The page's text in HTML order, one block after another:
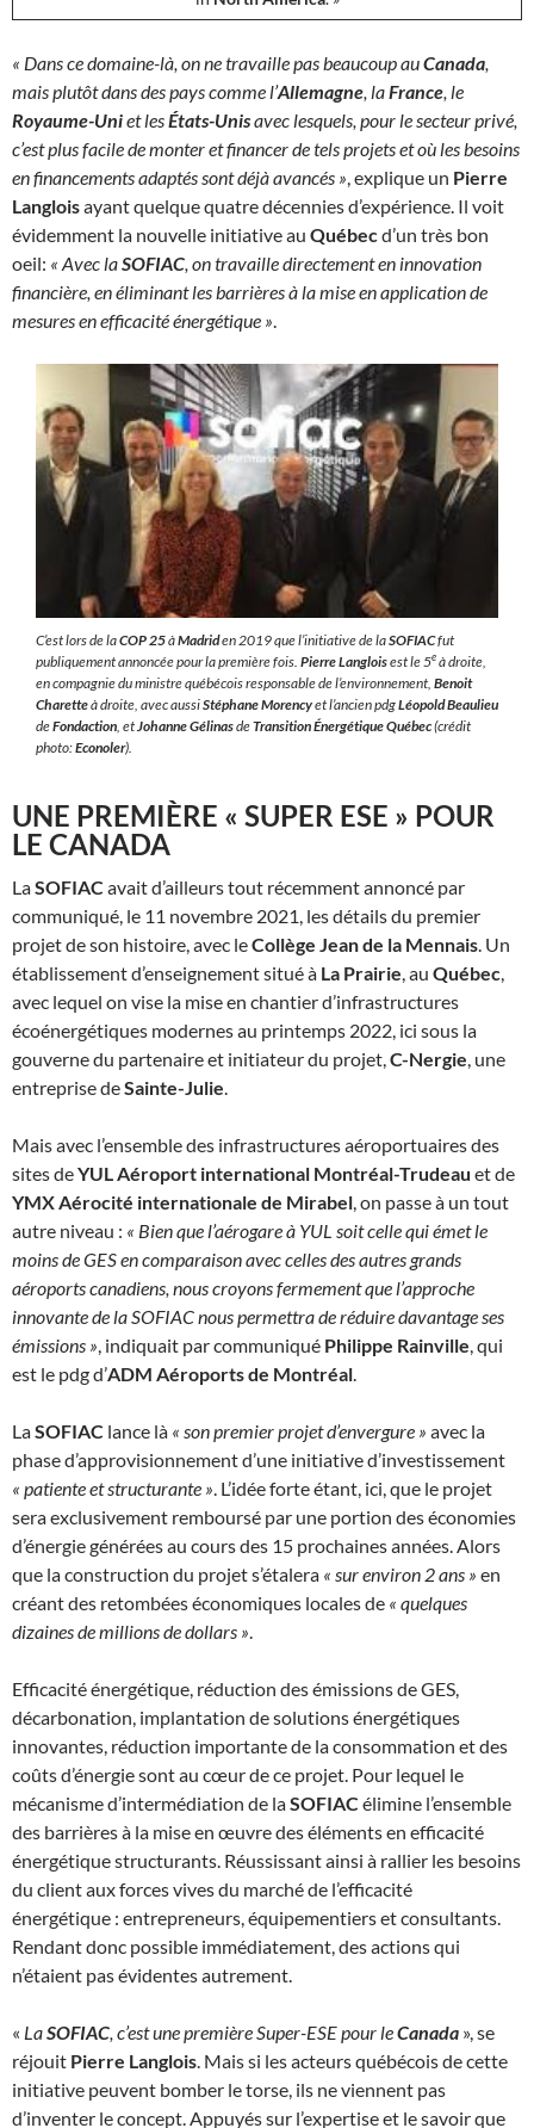
« Dans ce domaine-là, on ne travaille pas beaucoup auCanada
mais plutôt dans des pays comme l’Allemagne , laFrance , le
Royaume-Uniet lesÉtats-Unisavec lesquels, pour le secteur privé,
c’est plus facile de monter et financer de tels projets et où les besoins
en financements adaptés sont déjà avancés » , explique un Pierre
Langloisayant quelque quatre décennies d’expérience. Il voit
évidemment la nouvelle initiative au Québec d’un très bon
oeil: « Avec laSOFIAC , on travaille directement en innovation
financière, en éliminant les barrières à la mise en application de
mesures en efficacité énergétique »
C’est lors de laCOP 25àMadriden 2019 que l’initiative de laSOFIACfut
publiquement annoncée pour la première fois. Pierre Langloisest le 5eà droite,
en compagnie du ministre québécois responsable de l’environnement, Benoit
Charetteà droite, avec aussiStéphane Morencyet l’ancien pdgLéopold Beaulieu
deFondaction , et Johanne GélinasdeTransition Énergétique Québec(crédit
photo:Econoler).
UNE PREMIÈRE « SUPER ESE » POUR
LE CANADA
LaSOFIAC avait d’ailleurs tout récemment annoncé par
communiqué, le 11 novembre 2021, les détails du premier
projet de son histoire, avec leCollège Jean de la Mennais . Un
établissement d’enseignement situé à La Prairie , au Québec
avec lequel on vise la mise en chantier d’infrastructures
écoénergétiques modernes au printemps 2022, ici sous la
gouverne du partenaire et initiateur du projet, C-Nergie , une
entreprise deSainte-Julie
Mais avec l’ensemble des infrastructures aéroportuaires des
sites deYUL Aéroport international Montréal-Trudeau et de
YMX Aérocité internationale de Mirabel , on passe à un tout
autre niveau : « Bien que l’aérogare à YUL soit celle qui émet le
moins de GES en comparaison avec celles des autres grands
aéroports canadiens, nous croyons fermement que l’approche
innovante de la SOFIAC nous permettra de réduire davantage ses
émissions » , indiquait par communiqué Philippe Rainville , qui
est le pdg d’ADM Aéroports de Montréal
LaSOFIAC lance là « son premier projet d’envergure » avec la
phase d’approvisionnement d’une initiative d’investissement
« patiente et structurante » . L’idée forte étant, ici, que le projet
sera exclusivement remboursé par une portion des économies
d’énergie générées au cours des 15 prochaines années. Alors
que la construction du projet s’étalera « sur environ 2 ans » en
créant des retombées économiques locales de « quelques
dizaines de millions de dollars »
Efficacité énergétique, réduction des émissions de GES,
décarbonation, implantation de solutions énergétiques
innovantes, réduction importante de la consommation et des
coûts d’énergie sont au cœur de ce projet. Pour lequel le
mécanisme d’intermédiation de laSOFIAC élimine l’ensemble
des barrières à la mise en œuvre des éléments en efficacité
énergétique structurants. Réussissant ainsi à rallier les besoins
du client aux forces vives du marché de l’efficacité
énergétique : entrepreneurs, équipementiers et consultants.
Rendant donc possible immédiatement, des actions qui
n’étaient pas évidentes autrement.
« LaSOFIAC , c’est une première Super-ESE pour leCanada », se
réjouit Pierre Langlois . Mais si les acteurs québécois de cette
initiative peuvent bomber le torse, ils ne viennent pas
d’inventer le concept. Appuyés sur l’expertise et le savoir que